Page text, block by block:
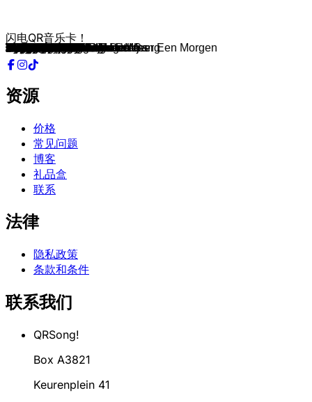
Van Goes Tot Purmerend
Pak Maar M'n Hand
Rosanne
Toeter Op M'n Waterscooter
Peppi & Kokki
Heartbreak Hotel
Hey Jude
Piano Man
Let It Be
Peggy Sue
Jij Bent Het Leven Voor Mij
Chiquitita
Bij Ons In De Jordaan
Sinds 1 Dag Of 2
Banger Hart
Billie Jean
Hung Up
Girlz Wanna Have Fun
Everybody
Umbrella
Clocks
Lose Yourself
U Can't Touch This
Barbie Girl
Fallin'
Verliefd Zijn
Dromen Zijn Bedrog
Mooi
No Limit
Het Regent Zonnestralen
Afscheid
Als Ze Er Niet Is
Wannabe
Een Eigen Huis
Liefs Uit Londen
Rood
Rain Down On Me
Het Land Van...
Wat Zou Je Doen / Nooit Meer Een Morgen
Hey
Girl
Ice Queen
Louise
Hot In Herre
In Da Club
In the End
Bring Me To Life
This Love
Pon de Replay
Boulevard of Broken Dreams
Say It Right
Hey Ya!
SexyBack
Use Somebody
TiK ToK
Just The Way You Are
Inside My Head
Moppie
Jij Bent Zo
Moves Like Jagger
Wake Me Up
Bad Romance
Poker Face
Royals
Happy
Dear Future Husband
All About That Bass
Sorry
One Dance
Lean On
Moth To A Flame
New Rules
Dance Monkey
Old Town Road
Drivers License
Oceaan
Bagagedrager
Ik Neem Je Mee
Sexy Als Ik Dans
Beauty & De Brains
Home
Parijs
Drank & Drugs
Just Keep Watching
WITHOUT YOU
Snelle Jelle
Smoorverliefd
Reünie
Ken Je Dat Gevoel
Als Het Avond Is
Zij Weet Het
Ferry de Roze Flamingo
Er Staat Een Paard In De Gang
Ik Ben Joep Meloen
Shotje, Baco, Biertje
Bloemkôle
LEKKERDING
Europapa
Arcade
GO BESTFRIEND
闪电QR音乐卡！
资源
价格
常见问题
博客
礼品盒
联系
法律
隐私政策
条款和条件
联系我们
QRSong!
Box A3821
Keurenplein 41